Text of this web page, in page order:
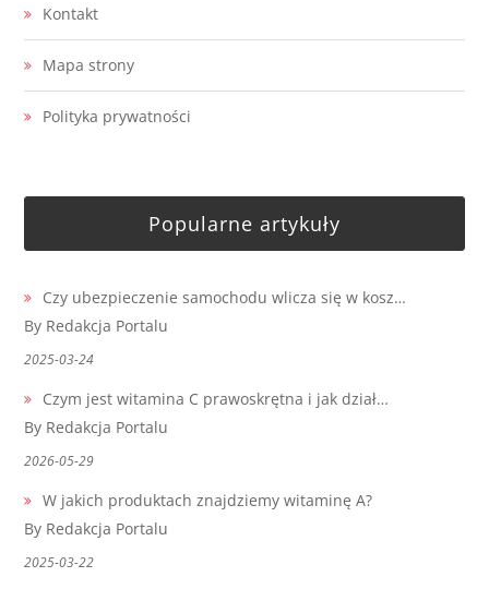
Kontakt
Mapa strony
Polityka prywatności
Popularne artykuły
Czy ubezpieczenie samochodu wlicza się w kosz…
By Redakcja Portalu
2025-03-24
Czym jest witamina C prawoskrętna i jak dział…
By Redakcja Portalu
2026-05-29
W jakich produktach znajdziemy witaminę A?
By Redakcja Portalu
2025-03-22